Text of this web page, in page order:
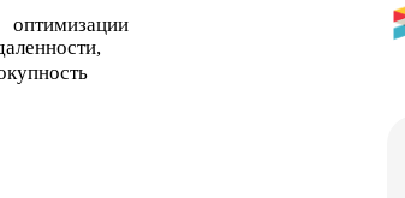
оптимизации